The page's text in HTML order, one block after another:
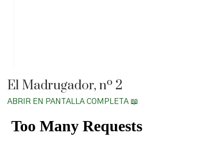
El Madrugador, nº 2
ABRIR EN PANTALLA COMPLETA 📖